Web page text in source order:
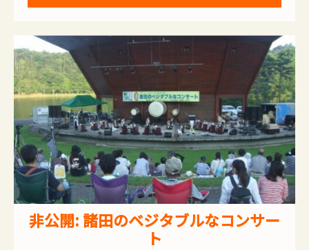
非公開: 諸田のベジタブルなコンサー
ト